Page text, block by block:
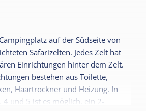
Ostseite und 4 auf der
auf der Südseite von
Safarizelten. Jedes Zelt hat
Einrichtungen hinter dem Zelt.
bestehen aus Toilette,
Haartrockner und Heizung. In
und 5 ist es möglich, ein 2-